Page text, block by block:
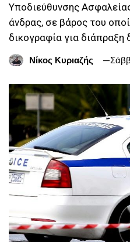
Υποδιεύθυνσης
άνδρας, σε βάρος του
δικογραφία για
Νίκος Κυριαζής